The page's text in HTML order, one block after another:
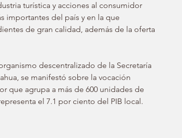
turística y acciones al consumidor
importantes del país y en la que
de gran calidad, además de la oferta
descentralizado de la Secretaría
se manifestó sobre la vocación
que agrupa a más de 600 unidades de
el 7.1 por ciento del PIB local.